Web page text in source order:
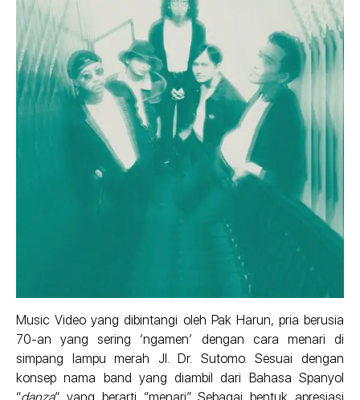
Music Video yang dibintangi oleh Pak Harun, pria berusia
70-an yang sering ‘ngamen’ dengan cara menari di
simpang lampu merah Jl. Dr. Sutomo. Sesuai dengan
konsep nama band yang diambil dari Bahasa Spanyol